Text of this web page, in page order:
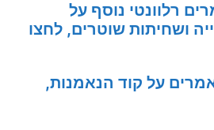
רלוונטי נוסף על
ושחיתות שוטרים, לחצו
על קוד הנאמנות,